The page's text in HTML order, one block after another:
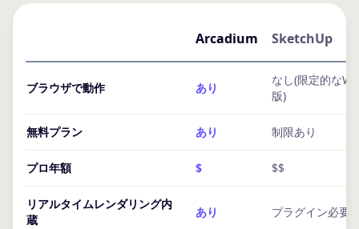
Arcadium SketchUp
ブラウザで動作 あり
なし(限定的な
版)
無料プラン あり 制限あり
プロ年額 $ $$
リアルタイムレンダリング内
蔵
あり プラグイン必要